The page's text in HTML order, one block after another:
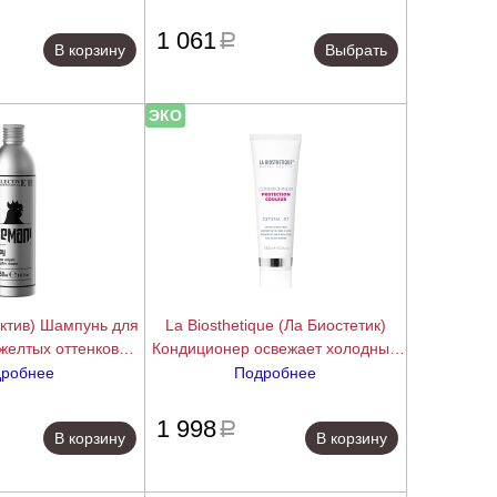
В корзину 1 061 a
Выбрать
Шампунь для
оттенков
Anti-Yellow
В корзину
ЭКО
La Biosthetique (Ла Биостетик)
Кондиционер освежает холодные
оттенки блонда, дарит
(Conditionneur Protection Couleur
Crystal 07), 150 мл.
Подробнее
1 998a
В корзину